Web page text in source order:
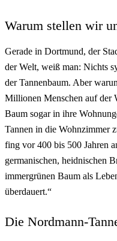
Warum stellen wir
Gerade in Dortmund, der
der Welt, weiß man: Nichts
der Tannenbaum. Aber
Millionen Menschen auf der
Baum sogar in ihre
Tannen in die Wohnzimmer
fing vor 400 bis 500 Jahren
germanischen, heidnischen
immergrünen Baum als
überdauert.“
Die Nordmann-